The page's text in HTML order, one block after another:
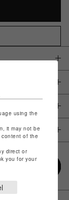
using the
it may not be
content of the
direct or
you for your